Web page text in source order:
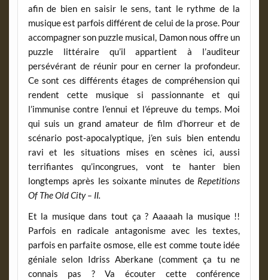
afin de bien en saisir le sens, tant le rythme de la
musique est parfois différent de celui de la prose. Pour
accompagner son puzzle musical, Damon nous offre un
puzzle littéraire qu’il appartient à l’auditeur
persévérant de réunir pour en cerner la profondeur.
Ce sont ces différents étages de compréhension qui
rendent cette musique si passionnante et qui
l’immunise contre l’ennui et l’épreuve du temps. Moi
qui suis un grand amateur de film d’horreur et de
scénario post-apocalyptique, j’en suis bien entendu
ravi et les situations mises en scènes ici, aussi
terrifiantes qu’incongrues, vont te hanter bien
longtemps après les soixante minutes de Repetitions
Of The Old City – II.
Et la musique dans tout ça ? Aaaaah la musique !!
Parfois en radicale antagonisme avec les textes,
parfois en parfaite osmose, elle est comme toute idée
géniale selon Idriss Aberkane (comment ça tu ne
connais pas ? Va écouter cette conférence